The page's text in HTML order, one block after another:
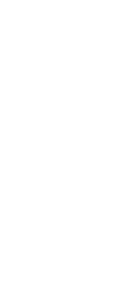
à l'origine du
arrêt du saignement.
mg) + bio-
quand le besoin